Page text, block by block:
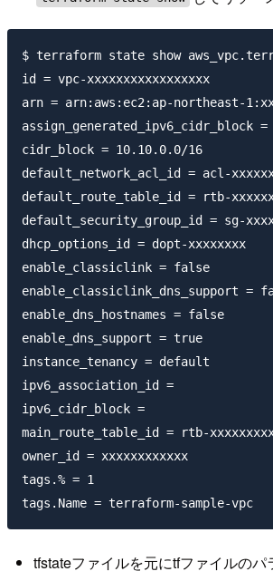
$ terraform state show
id = vpc-xxxxxxxxxxxxxxxxx
arn = arn:aws:ec2:ap-northeast-
assign_generated_ipv6_cidr_block
cidr_block = 10.10.0.0/16
default_network_acl_id = acl-
default_route_table_id = rtb-
default_security_group_id = sg-
dhcp_options_id = dopt-xxxxxxxx
enable_classiclink = false
enable_classiclink_dns_support =
enable_dns_hostnames = false
enable_dns_support = true
instance_tenancy = default
ipv6_association_id =
ipv6_cidr_block =
main_route_table_id = rtb-
owner_id = xxxxxxxxxxxx
tags.% = 1
tfstateファイルを元にtfファイルのパ